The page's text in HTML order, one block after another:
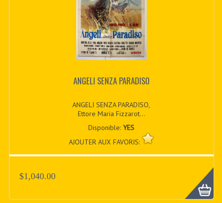
ANGELI SENZA PARADISO
ANGELI SENZA PARADISO,
Ettore Maria Fizzarot...
Disponible:YES
AJOUTER AUX FAVORIS:
$1,040.00